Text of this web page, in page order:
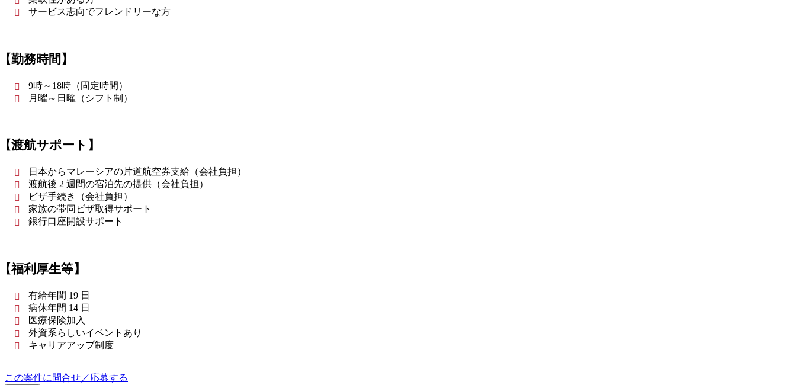
サービス志向でフレンドリーな方
勤務時間】
9時～18時（固定時間）
月曜～日曜（シフト制）
渡航サポート】
日本からマレーシアの片道航空券支給（会社負担）
渡航後 2 週間の宿泊先の提供（会社負担）
ビザ手続き（会社負担）
家族の帯同ビザ取得サポート
銀行口座開設サポート
福利厚生等】
有給年間 19 日
病休年間 14 日
医療保険加入
外資系らしいイベントあり
キャリアアップ制度
この案件に問合せ／応募する